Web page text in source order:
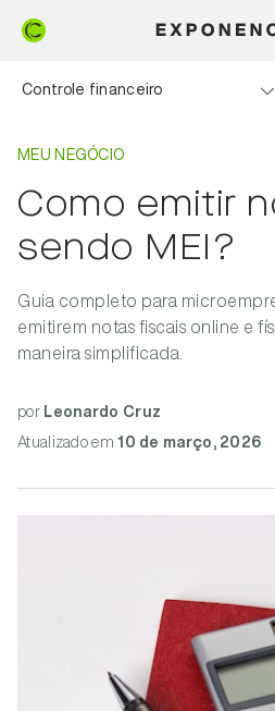
Controle financeiro
Realizando sonhos
Saia do Vermelho
Tudo sobre Crédito
Home Meu negócio
MEU NEGÓCIO
Como emitir
sendo MEI?
Guia completo para
emitirem notas fiscais online e
maneira simplificada.
por Leonardo Cruz
Atualizado em10 de março, 2026